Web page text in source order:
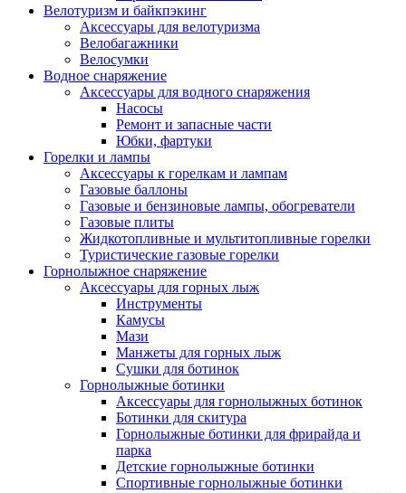
Велотуризм и байкпэкинг
Аксессуары для велотуризма
Велобагажники
Велосумки
Водное снаряжение
Аксессуары для водного снаряжения
Насосы
Ремонт и запасные части
Юбки, фартуки
Горелки и лампы
Аксессуары к горелкам и лампам
Газовые баллоны
Газовые и бензиновые лампы, обогреватели
Газовые плиты
Жидкотопливные и мультитопливные горелки
Туристические газовые горелки
Горнолыжное снаряжение
Аксессуары для горных лыж
Инструменты
Камусы
Мази
Манжеты для горных лыж
Сушки для ботинок
Горнолыжные ботинки
Аксессуары для горнолыжных ботинок
Ботинки для скитура
Горнолыжные ботинки для фрирайда и
парка
Детские горнолыжные ботинки
Спортивные горнолыжные ботинки